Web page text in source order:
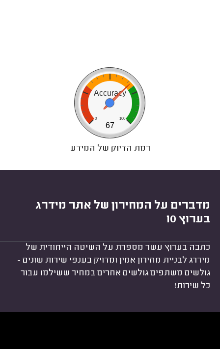
Accuracy
0 100
67
רמת הדיוק של המידע
מדברים על המחירון של אתר מידרג
בערוץ 10
כתבה בערוץ עשר מספרת על השיטה הייחודית של
מידרג לבניית מחירון אמין ומדויק בענפי שירות שונים -
גולשים משתפים גולשים אחרים במחיר ששילמו עבור
כל שירות!